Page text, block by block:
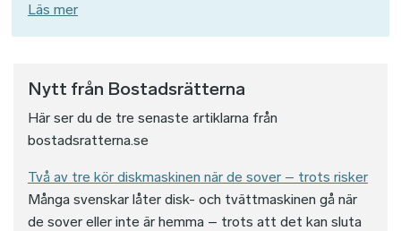
Läs mer
Nytt från Bostadsrätterna
Här ser du de tre senaste artiklarna från
bostadsratterna.se
Två av tre kör diskmaskinen när de sover – trots risker
Många svenskar låter disk- och tvättmaskinen gå när
de sover eller inte är hemma – trots att det kan sluta